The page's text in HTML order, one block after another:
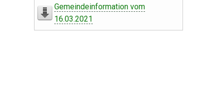
Leben in Oberdorf
Gemeindeinformation vom
16.03.2021